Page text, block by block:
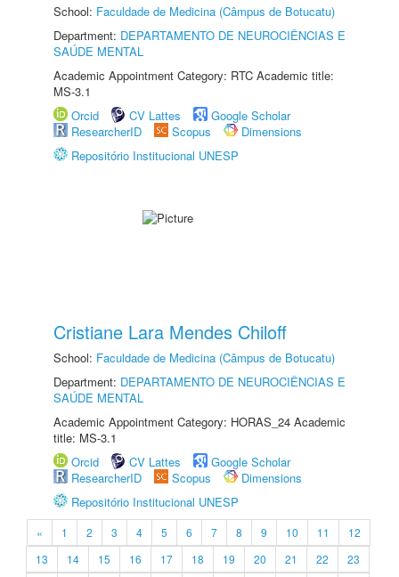
School: Faculdade de Medicina (Câmpus de Botucatu)
Department: DEPARTAMENTO DE NEUROCIÊNCIAS E
SAÚDE MENTAL
Academic Appointment Category: RTC Academic title:
MS-3.1
Orcid
CV Lattes
Google Scholar
ResearcherID
Scopus
Dimensions
Repositório Institucional UNESP
Cristiane Lara Mendes Chiloff
School: Faculdade de Medicina (Câmpus de Botucatu)
Department: DEPARTAMENTO DE NEUROCIÊNCIAS E
SAÚDE MENTAL
Academic Appointment Category: HORAS_24 Academic
title: MS-3.1
Orcid
CV Lattes
Google Scholar
ResearcherID
Scopus
Dimensions
Repositório Institucional UNESP
« 1 2 3 4 5 6 7 8 9 10 11
12
13
14 15 16 17 18 19 20 21 22
23